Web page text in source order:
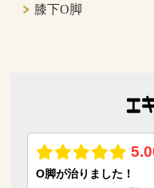
膝下O脚